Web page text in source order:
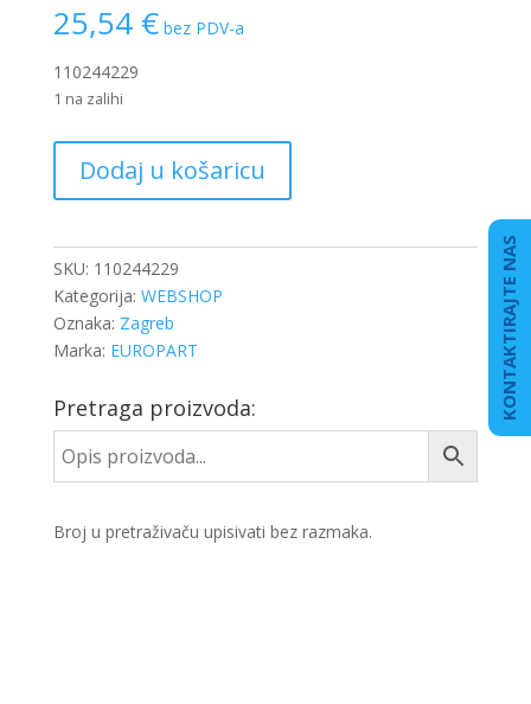
25,54 € bez PDV-a
110244229
1 na zalihi
GUMA
količina
Dodaj u košaricu
SKU: 110244229
Kategorija: WEBSHOP
Oznaka: Zagreb
Marka: EUROPART
Pretraga proizvoda:
Broj u pretraživaču upisivati bez razmaka.
KONTAKTIRAJTE NAS